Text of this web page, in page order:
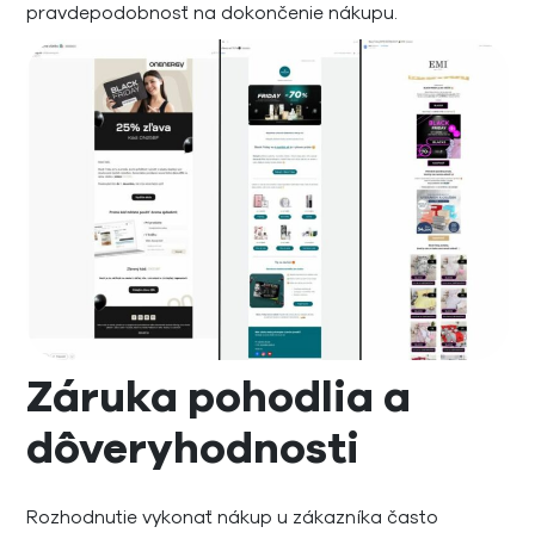
pravdepodobnosť na dokončenie nákupu.
Záruka pohodlia a
dôveryhodnosti
Rozhodnutie vykonať nákup u zákazníka často